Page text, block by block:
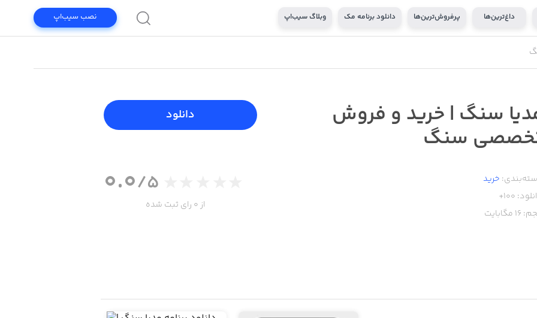
داغ‌ترین‌ها پرفروش‌ترین‌ها دانلود برنامه مک وبلاگ سیب‌اپ نصب سیب‌اپ
سنگ | خرید و فروش
سنگ
خرید
100+
16 مگابایت
دانلود
0.0/5
از 0 رای ثبت شده